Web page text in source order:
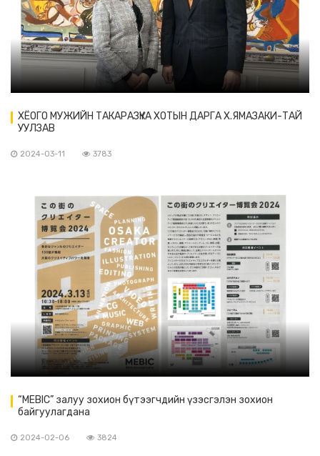
ХЁОГО МУЖИЙН ТАКАРАЗҮКА ХОТЫН ДАРГА Х.ЯМАЗАКИ-ТАЙ
УУЛЗАВ
2024-03-11 3783
“MEBIC” залуу зохион бүтээгчдийн үзэсгэлэн зохион
байгуулагдана
2024-02-06 3824